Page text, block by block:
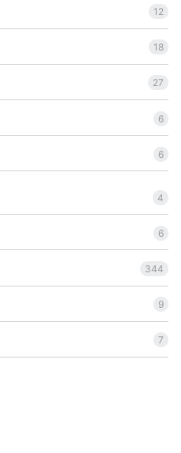
12
18
27
6
6
4
6
344
9
7